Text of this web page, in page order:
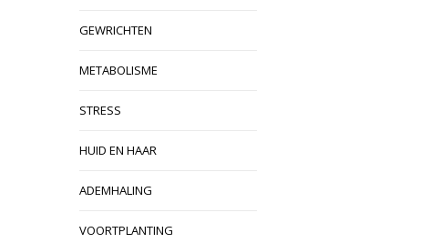
GEWRICHTEN
METABOLISME
STRESS
HUID EN HAAR
ADEMHALING
VOORTPLANTING